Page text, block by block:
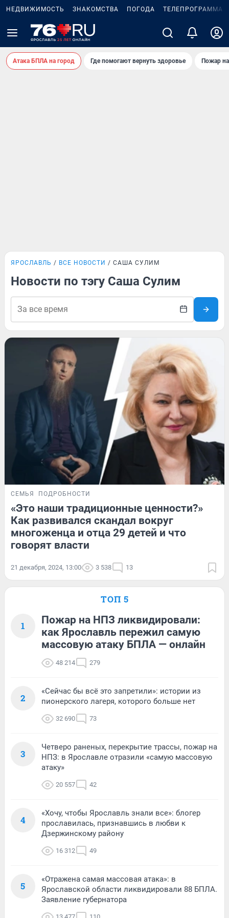
НЕДВИЖИМОСТЬ ЗНАКОМСТВА ПОГОДА ТЕЛЕПРОГРАММА
Атака БПЛА на город Где помогают вернуть здоровье Пожар
ЯРОСЛАВЛЬ ВСЕ НОВОСТИ САША СУЛИМ
Новости по тэгу Саша Сулим
СЕМЬЯ ПОДРОБНОСТИ
«Это наши традиционные ценности?»
Как развивался скандал вокруг
многоженца и отца 29 детей и что
говорят власти
21 декабря, 2024, 13:00 3 538 13
ТОП 5
1
Пожар на НПЗ ликвидировали:
как Ярославль пережил самую
массовую атаку БПЛА — онлайн
48 214 279
2
«Сейчас бы всё это запретили»: истории из
пионерского лагеря, которого больше нет
32 690 73
3
Четверо раненых, перекрытие трассы, пожар на
НПЗ: в Ярославле отразили «самую массовую
атаку»
20 557 42
4
«Хочу, чтобы Ярославль знали все»: блогер
прославилась, признавшись в любви к
Дзержинскому району
16 312 49
5
«Отражена самая массовая атака»: в
Ярославской области ликвидировали 88 БПЛА.
Заявление губернатора